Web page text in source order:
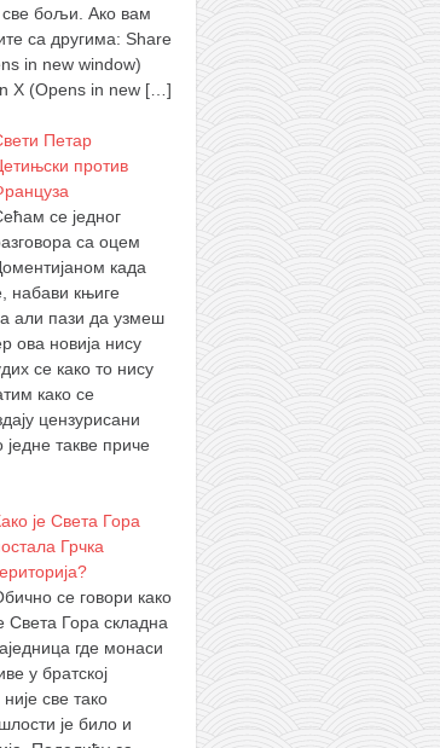
све бољи. Ако вам
са другима: Share
in new window)
X (Opens in new […]
Петар
против
се једног
са оцем
када
набави књиге
али пази да узмеш
ова новија нису
се како то нису
како се
цензурисани
такве приче
је Света Гора
Грчка
се говори како
Света Гора складна
где монаси
у братској
све тако
је било и